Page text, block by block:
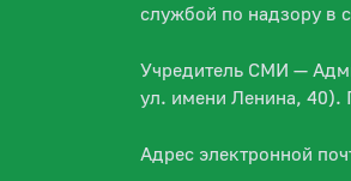
службой по надзору в
Учредитель СМИ —
ул. имени Ленина, 40).
Адрес электронной